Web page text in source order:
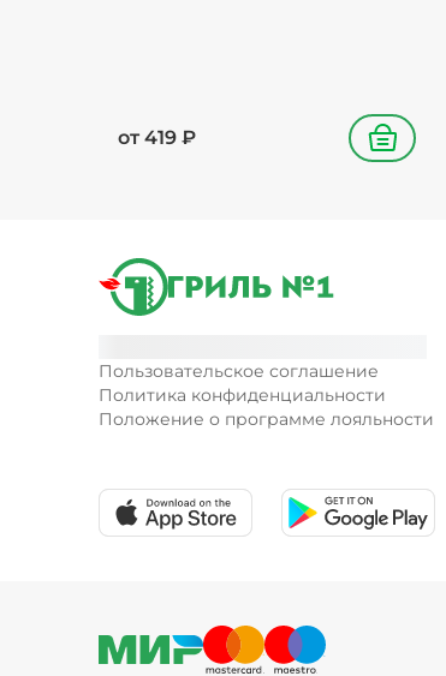
от 419 ₽ В корзину
Пользовательское соглашение
Политика конфиденциальности
Положение о программе лояльности